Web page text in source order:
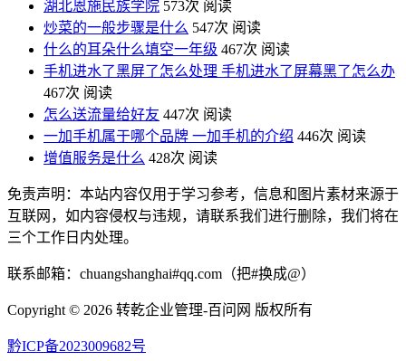
湖北恩施民族学院 573次 阅读
炒菜的一般步骤是什么 547次 阅读
什么的耳朵什么填空一年级 467次 阅读
手机进水了黑屏了怎么处理 手机进水了屏幕黑了怎么办
467次 阅读
怎么送流量给好友 447次 阅读
一加手机属于哪个品牌 一加手机的介绍 446次 阅读
增值服务是什么 428次 阅读
免责声明：本站内容仅用于学习参考，信息和图片素材来源于
互联网，如内容侵权与违规，请联系我们进行删除，我们将在
三个工作日内处理。
联系邮箱：chuangshanghai#qq.com（把#换成@）
Copyright © 2026 转乾企业管理-百问网 版权所有
黔ICP备2023009682号